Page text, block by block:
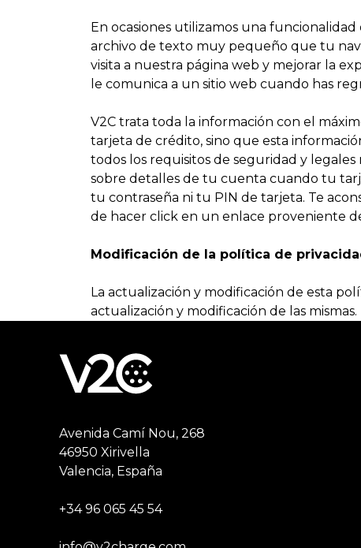
En ocasiones utilizamos una
archivo de texto muy pequeño que tu
visita a nuestra página web y mejorar la
le comunica a un sitio web cuando has
V2C trata toda la información con el
tarjeta de crédito, sino que esta
todos los requisitos de seguridad y
sobre detalles de tu cuenta cuando tu
tu contraseña ni tu PIN de tarjeta. Te
de hacer click en un enlace proveniente
Modificación de la política de
La actualización y modificación de esta
actualización y modificación de las mismas.
Avenida Camí Nou, 268
46950 Xirivella
Valencia, España
+34 96 065 45 54